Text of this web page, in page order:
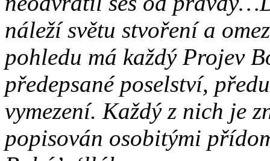
náleží světu stvoření a
pohledu má každý Projev
předepsané poselství,
vymezení. Každý z nich je
popisován osobitými